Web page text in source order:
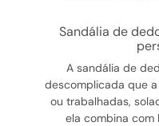
sandália de dedo: minimalista e cheia de
A sandália de
descomplicada que
ou trabalhadas,
ela combina com